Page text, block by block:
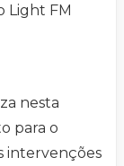
Light FM
nesta
para o
intervenções